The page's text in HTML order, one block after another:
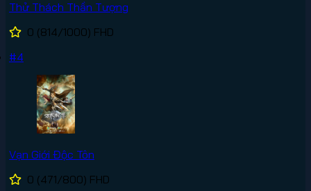
Thử Thách Thần Tượng
0 (814/1000) FHD
#4
Vạn Giới Độc Tôn
0 (471/800) FHD